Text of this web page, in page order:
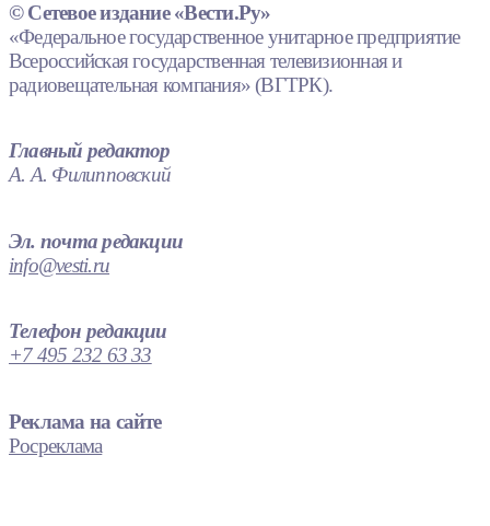
© Сетевое издание «Вести.Ру»
«Федеральное государственное унитарное предприятие
Всероссийская государственная телевизионная и
радиовещательная компания» (ВГТРК).
Главный редактор
А. А. Филипповский
Эл. почта редакции
info@vesti.ru
Телефон редакции
+7 495 232 63 33
Реклама на сайте
Росреклама